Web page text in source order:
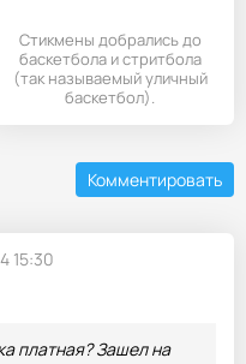
Стикмены добрались до
баскетбола и стритбола
(так называемый уличный
баскетбол).
Комментировать
15:30
платная? Зашел на